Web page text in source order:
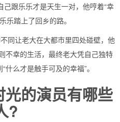
跟乐乐才是天生一对，他哼着“幸
乐踏上了回乡的路。
同让老大在大都市里四处碰壁，他
不幸的生活，最终老大凭自己独特
么才是触手可及的幸福”。
的演员有哪些
?